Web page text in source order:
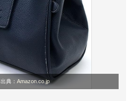
出典： Amazon.co.jp